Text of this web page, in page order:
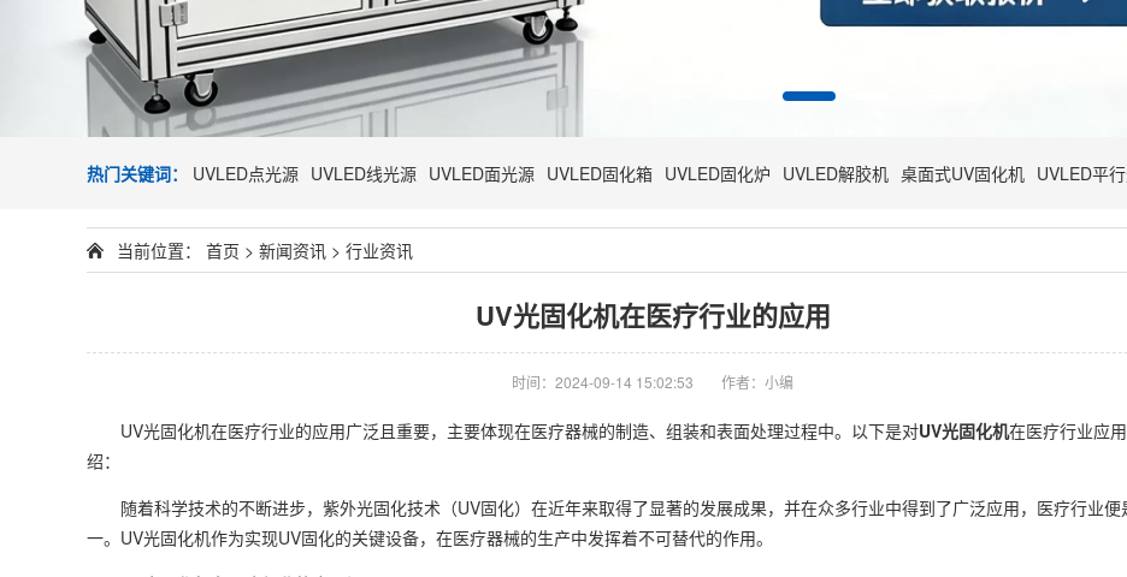
热门关键词： UVLED点光源 UVLED线光源 UVLED面光源 UVLED固化箱 UVLED固化炉 UVLED解胶机 桌面式UV固化机 UVLED平
当前位置： 首页 > 新闻资讯 > 行业资讯
UV光固化机在医疗行业的应用
时间：2024-09-14 15:02:53 作者：小编
UV光固化机在医疗行业的应用广泛且重要，主要体现在医疗器械的制造、组装和表面处理过程中。以下是对UV光固化机在医疗行业应
绍：
随着科学技术的不断进步，紫外光固化技术（UV固化）在近年来取得了显著的发展成果，并在众多行业中得到了广泛应用，医疗行业便
一。UV光固化机作为实现UV固化的关键设备，在医疗器械的生产中发挥着不可替代的作用。